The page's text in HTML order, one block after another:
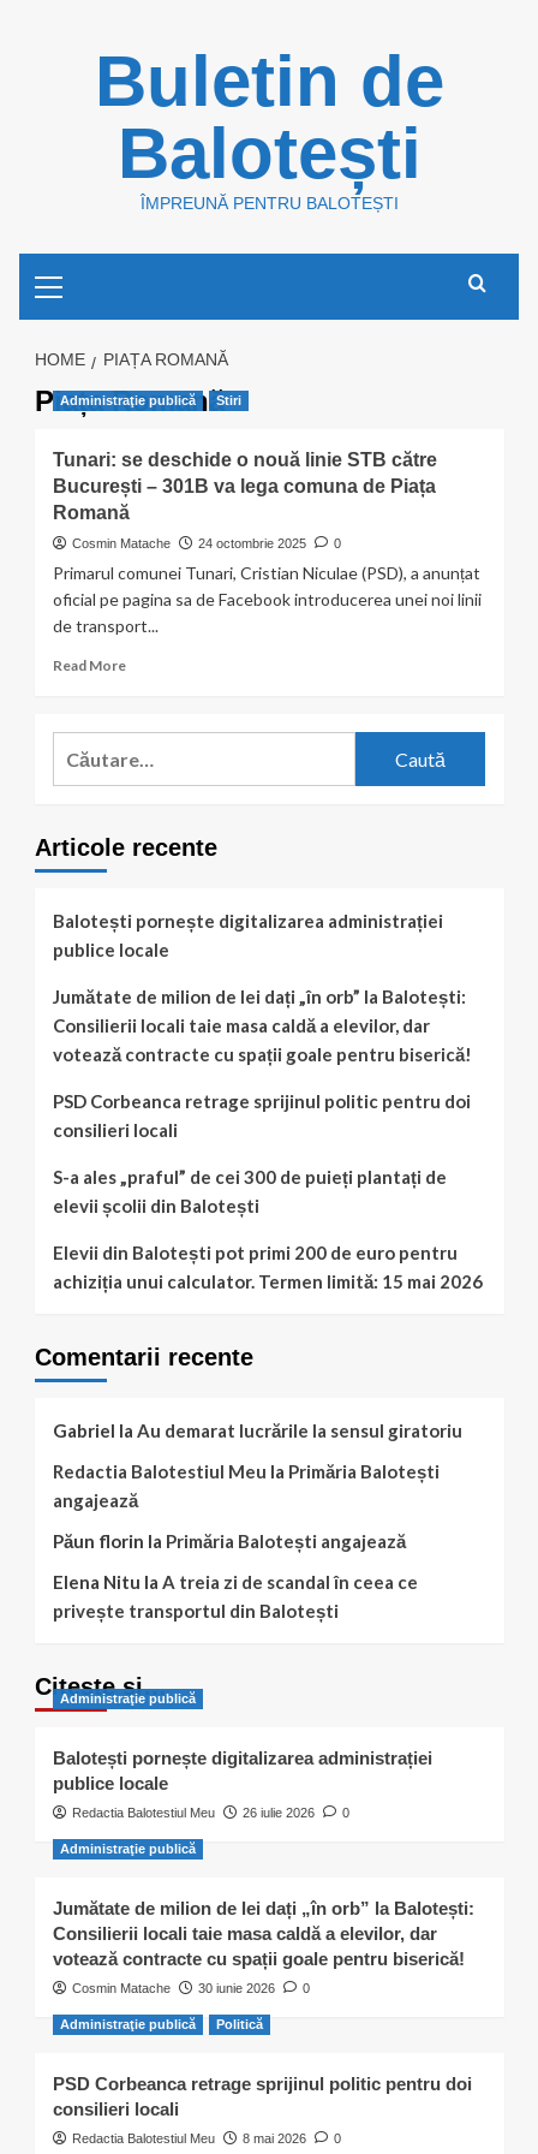
Buletin de
Balotești
ÎMPREUNĂ PENTRU BALOTEȘTI
Menu
HOME PIAȚA ROMANĂ
Piața Romană
Administraţie publică Stiri
Tunari: se deschide o nouă linie STB către
București – 301B va lega comuna de Piața
Romană
Cosmin Matache 24 octombrie 2025 0
Primarul comunei Tunari, Cristian Niculae (PSD), a anunțat
oficial pe pagina sa de Facebook introducerea unei noi linii
de transport...
Read MoreRead
Tunari:
se
linie
București
301B
lega
comuna
de
Romană
Caută
Articole recente
Balotești pornește digitalizarea administrației
publice locale
Jumătate de milion de lei dați „în orb” la Balotești:
Consilierii locali taie masa caldă a elevilor, dar
votează contracte cu spații goale pentru biserică!
PSD Corbeanca retrage sprijinul politic pentru doi
consilieri locali
S-a ales „praful” de cei 300 de puieți plantați de
elevii școlii din Balotești
Elevii din Balotești pot primi 200 de euro pentru
achiziția unui calculator. Termen limită: 15 mai 2026
Comentarii recente
Gabriel la Au demarat lucrările la sensul giratoriu
Redactia Balotestiul Meu la Primăria Balotești
angajează
Păun florin la Primăria Balotești angajează
Elena Nitu la A treia zi de scandal în ceea ce
privește transportul din Balotești
Citește și…
Administraţie publică
Balotești pornește digitalizarea administrației
publice locale
Redactia Balotestiul Meu 26 iulie 2026 0
Administraţie publică
Jumătate de milion de lei dați „în orb” la Balotești:
Consilierii locali taie masa caldă a elevilor, dar
votează contracte cu spații goale pentru biserică!
Cosmin Matache 30 iunie 2026 0
Administraţie publică Politică
PSD Corbeanca retrage sprijinul politic pentru doi
consilieri locali
Redactia Balotestiul Meu 8 mai 2026 0